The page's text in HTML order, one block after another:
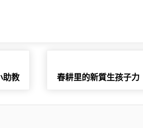
助教
春耕里的新質生孩子